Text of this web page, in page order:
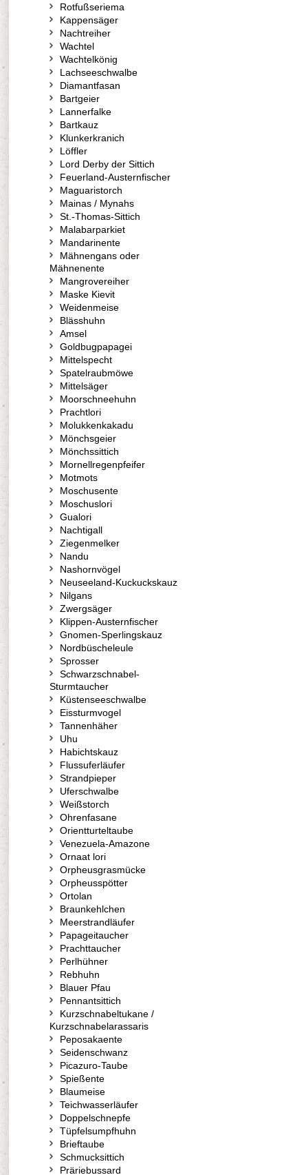
Rotfußseriema
Kappensäger
Nachtreiher
Wachtel
Wachtelkönig
Lachseeschwalbe
Diamantfasan
Bartgeier
Lannerfalke
Bartkauz
Klunkerkranich
Löffler
Lord Derby der Sittich
Feuerland-Austernfischer
Maguaristorch
Mainas / Mynahs
St.-Thomas-Sittich
Malabarparkiet
Mandarinente
Mähnengans oder
Mähnenente
Mangrovereiher
Maske Kievit
Weidenmeise
Blässhuhn
Amsel
Goldbugpapagei
Mittelspecht
Spatelraubmöwe
Mittelsäger
Moorschneehuhn
Prachtlori
Molukkenkakadu
Mönchsgeier
Mönchssittich
Mornellregenpfeifer
Motmots
Moschusente
Moschuslori
Gualori
Nachtigall
Ziegenmelker
Nandu
Nashornvögel
Neuseeland-Kuckuckskauz
Nilgans
Zwergsäger
Klippen-Austernfischer
Gnomen-Sperlingskauz
Nordbüscheleule
Sprosser
Schwarzschnabel-
Sturmtaucher
Küstenseeschwalbe
Eissturmvogel
Tannenhäher
Uhu
Habichtskauz
Flussuferläufer
Strandpieper
Uferschwalbe
Weißstorch
Ohrenfasane
Orientturteltaube
Venezuela-Amazone
Ornaat lori
Orpheusgrasmücke
Orpheusspötter
Ortolan
Braunkehlchen
Meerstrandläufer
Papageitaucher
Prachttaucher
Perlhühner
Rebhuhn
Blauer Pfau
Pennantsittich
Kurzschnabeltukane /
Kurzschnabelarassaris
Peposakaente
Seidenschwanz
Picazuro-Taube
Spießente
Blaumeise
Teichwasserläufer
Doppelschnepfe
Tüpfelsumpfhuhn
Brieftaube
Schmucksittich
Präriebussard